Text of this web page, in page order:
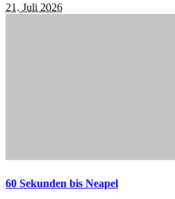
21. Juli 2026
60 Sekunden bis Neapel